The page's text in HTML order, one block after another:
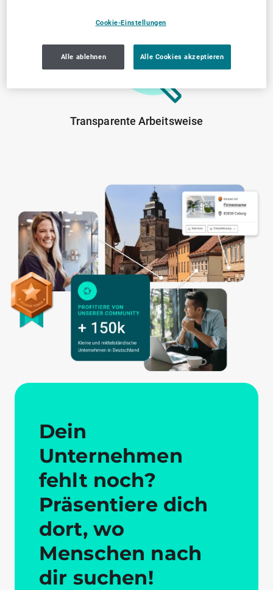
Transparente Arbeitsweise
Dein
Unternehmen
fehlt noch?
Präsentiere dich
dort, wo
Menschen nach
dir suchen!
Cookie-Einstellungen
Alle ablehnen Alle Cookies akzeptieren